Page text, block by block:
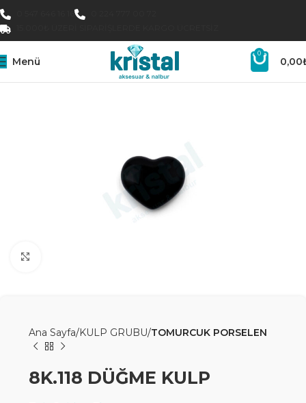
Menü
0
0,00
Ana Sayfa KULP GRUBU TOMURCUK PORSELEN
8K.118 DÜĞME KULP